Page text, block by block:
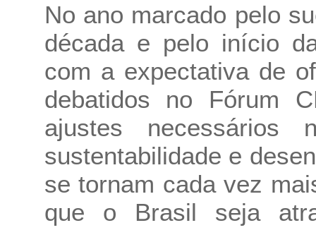
No ano marcado pelo
década e pelo início
com a expectativa de
debatidos no Fórum
ajustes necessários
sustentabilidade e
se tornam cada vez
que o Brasil seja